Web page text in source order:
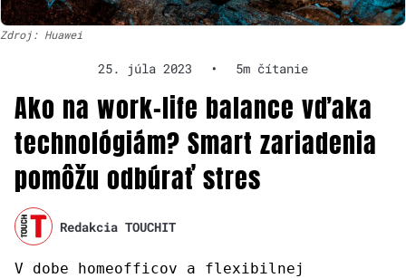
Zdroj: Huawei
25. júla 2023 • 5m čítanie
Ako na work-life balance vďaka
technológiám? Smart zariadenia
pomôžu odbúrať stres
Redakcia TOUCHIT
V dobe homeofficov a flexibilnej